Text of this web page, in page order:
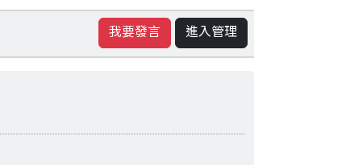
我要發言 進入管理